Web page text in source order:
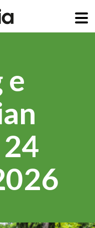
e